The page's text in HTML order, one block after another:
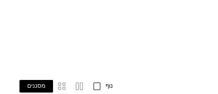
נוף מסננים